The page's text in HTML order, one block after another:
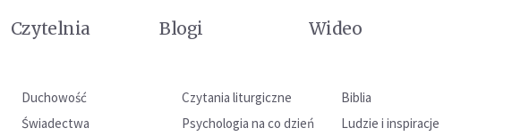
Czytelnia Blogi Wideo
Duchowość Czytania liturgiczne
Biblia
Świadectwa Psychologia na co dzień Ludzie i inspiracje